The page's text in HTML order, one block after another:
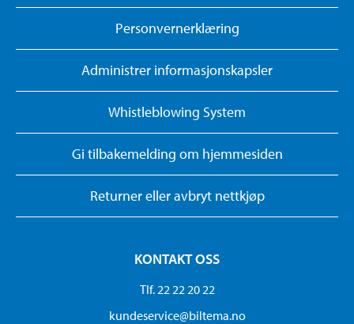
Personvernerklæring
Administrer informasjonskapsler
Whistleblowing System
Gi tilbakemelding om hjemmesiden
Returner eller avbryt nettkjøp
KONTAKT OSS
Tlf. 22 22 20 22
kundeservice@biltema.no